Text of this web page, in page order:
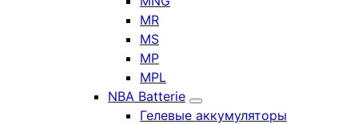
MR
MS
MP
MPL
NBA Batterie
Гелевые аккумуляторы